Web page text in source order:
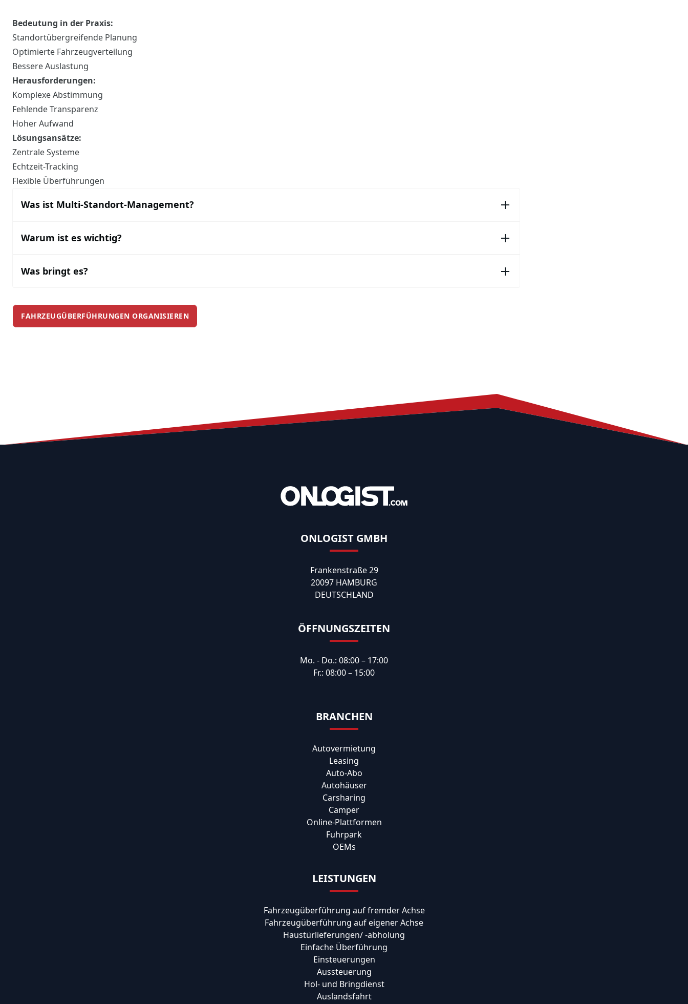
Bedeutung in der Praxis:
Standortübergreifende Planung
Optimierte Fahrzeugverteilung
Bessere Auslastung
Herausforderungen:
Komplexe Abstimmung
Fehlende Transparenz
Hoher Aufwand
Lösungsansätze:
Zentrale Systeme
Echtzeit-Tracking
Flexible Überführungen
Was ist Multi-Standort-Management?
Warum ist es wichtig?
Was bringt es?
FAHRZEUGÜBERFÜHRUNGEN ORGANISIEREN
ONLOGIST GMBH
Frankenstraße 29
20097 HAMBURG
DEUTSCHLAND
ÖFFNUNGSZEITEN
Mo. - Do.: 08:00 – 17:00
Fr.: 08:00 – 15:00
BRANCHEN
Autovermietung
Leasing
Auto-Abo
Autohäuser
Carsharing
Camper
Online-Plattformen
Fuhrpark
OEMs
LEISTUNGEN
Fahrzeugüberführung auf fremder Achse
Fahrzeugüberführung auf eigener Achse
Haustürlieferungen/ -abholung
Einfache Überführung
Einsteuerungen
Aussteuerung
Hol- und Bringdienst
Auslandsfahrt